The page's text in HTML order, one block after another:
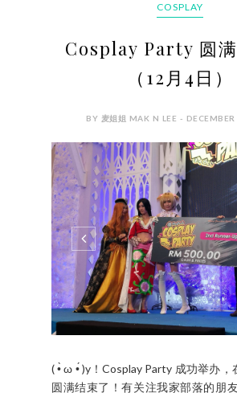
幽默感的他们会懂得娱乐他人、也
己刷牙，换衣等。有时候还要求帮
务。作为父母的我们希望他们可以
的童年，回忆总是美好的。 宝贝！
装可以浏览他家的网 https://
#EasyDigestionForStrongerInside ...
CONTINUE READING
0 COMMENTS SHARE:
COSPLAY